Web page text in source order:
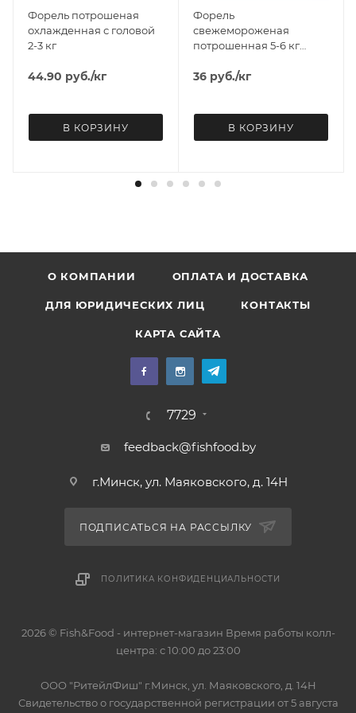
Энерг. ценность: 184.4 ккал/ 772 кДж
Форель потрошеная
охлажденная с головой
2-3 кг
44.90 руб./кг
В КОРЗИНУ
Форель
свежемороженая
потрошенная 5-6 кг
36 руб./кг
В КОРЗИНУ
О КОМПАНИИ ОПЛАТА И ДОСТАВКА
ДЛЯ ЮРИДИЧЕСКИХ ЛИЦ КОНТАКТЫ
КАРТА САЙТА
7729
feedback@fishfood.by
г.Минск, ул. Маяковского, д. 14Н
ПОДПИСАТЬСЯ НА РАССЫЛКУ
ПОЛИТИКА КОНФИДЕНЦИАЛЬНОСТИ
2026 © Fish&Food - интернет-магазин Время работы колл-
центра: с 10:00 до 23:00
OOO "РитейлФиш" г.Минск, ул. Маяковского, д. 14Н
Свидетельство о государственной регистрации от 5 августа